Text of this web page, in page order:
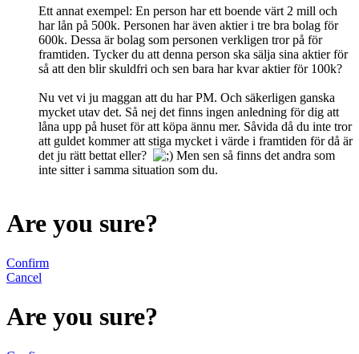
Ett annat exempel: En person har ett boende värt 2 mill och
har lån på 500k. Personen har även aktier i tre bra bolag för
600k. Dessa är bolag som personen verkligen tror på för
framtiden. Tycker du att denna person ska sälja sina aktier för
så att den blir skuldfri och sen bara har kvar aktier för 100k?
Nu vet vi ju maggan att du har PM. Och säkerligen ganska
mycket utav det. Så nej det finns ingen anledning för dig att
låna upp på huset för att köpa ännu mer. Såvida då du inte tror
att guldet kommer att stiga mycket i värde i framtiden för då är
det ju rätt bettat eller?
Men sen så finns det andra som
inte sitter i samma situation som du.
Are you sure?
Confirm
Cancel
Are you sure?